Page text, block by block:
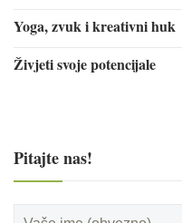
Yoga, zvuk i kreativni huk
Živjeti svoje potencijale
Pitajte nas!